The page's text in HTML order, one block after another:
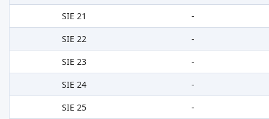
SIE 21
-
SIE 22
-
SIE 23
-
SIE 24
-
SIE 25
-